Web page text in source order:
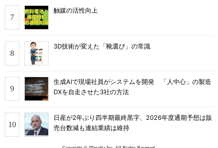
触媒の活性向上
3D技術が変えた「靴選び」の常識
生成AIで現場社員がシステムを開発 「人中心」の製造
DXを自走させた3社の方法
日産が2年ぶり四半期最終黒字、2026年度通期予想は販
売台数減も連結業績は維持